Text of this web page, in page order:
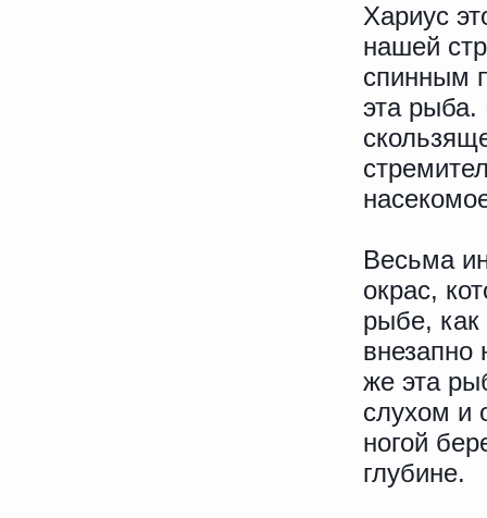
Хариус
нашей
спинным
эта рыба.
Весьма
окрас,
рыбе, как
внезапно
же эта
слухом и
ногой
глубине.